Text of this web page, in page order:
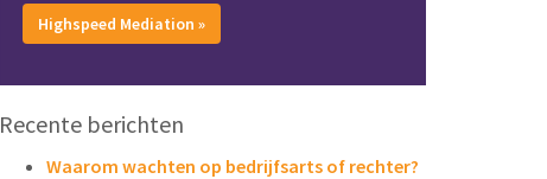
Highspeed Mediation »
Recente berichten
Waarom wachten op bedrijfsarts of rechter?